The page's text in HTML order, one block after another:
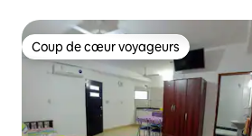
Coup de cœur voyageurs
Coup de cœur voyageurs